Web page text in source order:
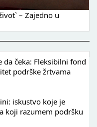
– Zajedno u
da čeka: Fleksibilni fond
podrške žrtvama
iskustvo koje je
koji razumem podršku